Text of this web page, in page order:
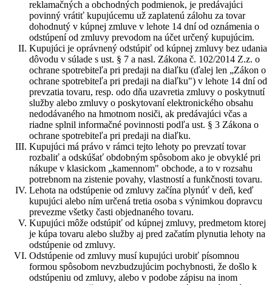
reklamačných a obchodných podmienok, je predávajúci
povinný vrátiť kupujúcemu už zaplatenú zálohu za tovar
dohodnutý v kúpnej zmluve v lehote 14 dní od oznámenia o
odstúpení od zmluvy prevodom na účet určený kupujúcim.
Kupujúci je oprávnený odstúpiť od kúpnej zmluvy bez udania
dôvodu v súlade s ust. § 7 a nasl. Zákona č. 102/2014 Z.z. o
ochrane spotrebiteľa pri predaji na diaľku (ďalej len „Zákon o
ochrane spotrebiteľa pri predaji na diaľku") v lehote 14 dní od
prevzatia tovaru, resp. odo dňa uzavretia zmluvy o poskytnutí
služby alebo zmluvy o poskytovaní elektronického obsahu
nedodávaného na hmotnom nosiči, ak predávajúci včas a
riadne splnil informačné povinnosti podľa ust. § 3 Zákona o
ochrane spotrebiteľa pri predaji na diaľku.
Kupujúci má právo v rámci tejto lehoty po prevzatí tovar
rozbaliť a odskúšať obdobným spôsobom ako je obvyklé pri
nákupe v klasickom „kamennom" obchode, a to v rozsahu
potrebnom na zistenie povahy, vlastností a funkčnosti tovaru.
Lehota na odstúpenie od zmluvy začína plynúť v deň, keď
kupujúci alebo ním určená tretia osoba s výnimkou dopravcu
prevezme všetky časti objednaného tovaru.
Kupujúci môže odstúpiť od kúpnej zmluvy, predmetom ktorej
je kúpa tovaru alebo služby aj pred začatím plynutia lehoty na
odstúpenie od zmluvy.
Odstúpenie od zmluvy musí kupujúci urobiť písomnou
formou spôsobom nevzbudzujúcim pochybnosti, že došlo k
odstúpeniu od zmluvy, alebo v podobe zápisu na inom